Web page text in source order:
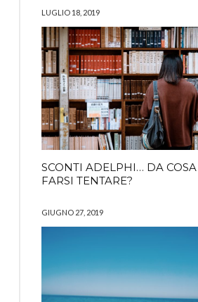
LUGLIO 18, 2019
SCONTI ADELPHI… DA COSA
FARSI TENTARE?
GIUGNO 27, 2019